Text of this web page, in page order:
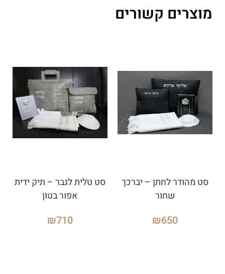
מוצרים קשורים
סט מהודר לחתן – יברכך
שחור
₪650
סט טלית לגבר – תיק ידית
אפור בטון
₪710